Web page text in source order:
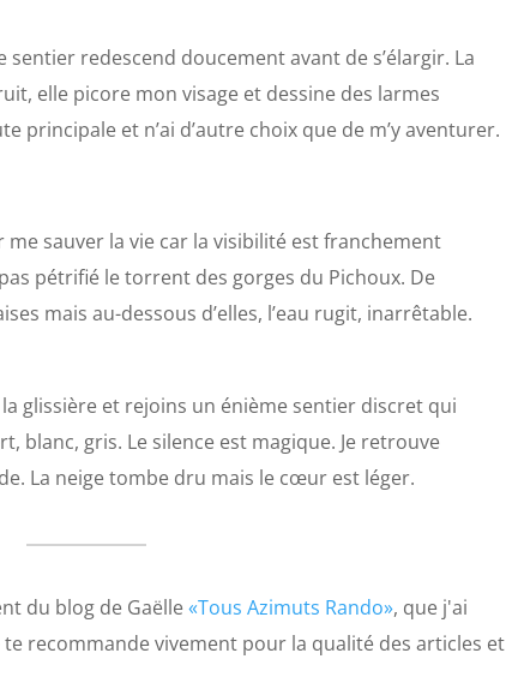
sentier redescend doucement avant de s’élargir. La
elle picore mon visage et dessine des larmes
principale et n’ai d’autre choix que de m’y aventurer.
sauver la vie car la visibilité est franchement
pétrifié le torrent des gorges du Pichoux. De
mais au-dessous d’elles, l’eau rugit, inarrêtable.
glissière et rejoins un énième sentier discret qui
blanc, gris. Le silence est magique. Je retrouve
La neige tombe dru mais le cœur est léger.
du blog de Gaëlle«Tous Azimuts Rando», que j'ai
recommande vivement pour la qualité des articles et